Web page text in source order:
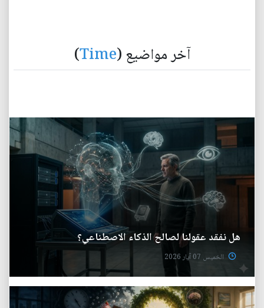
آخر مواضيع (Time
)
هل نفقد عقولنا لصالح الذكاء الاصطناعي؟
الخميس 07 آيار 2026